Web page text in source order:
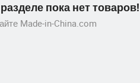
пока нет товаров!
Made-in-China.com